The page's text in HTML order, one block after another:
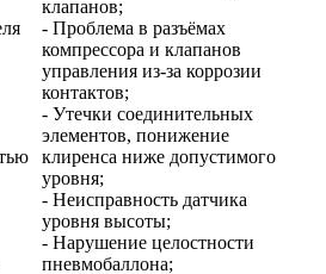
клапанов;
- Проблема в разъёмах
компрессора и клапанов
управления из-за коррозии
контактов;
- Утечки соединительных
элементов, понижение
клиренса ниже допустимого
уровня;
- Неисправность датчика
уровня высоты;
- Нарушение целостности
пневмобаллона;